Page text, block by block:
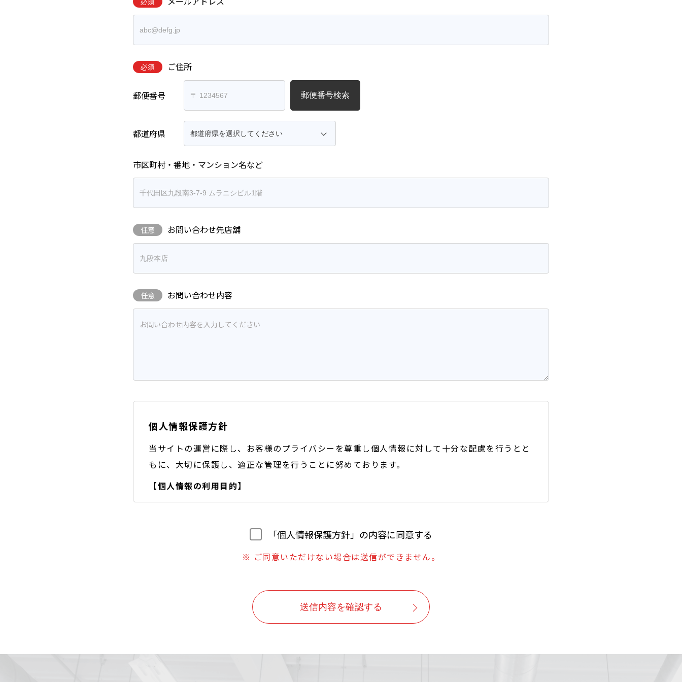
必須 ご住所
郵便番号 郵便番号検索
都道府県
市区町村・番地・マンション名など
任意 お問い合わせ先店舗
任意 お問い合わせ内容
個人情報保護方針
当サイトの運営に際し、お客様のプライバシーを尊重し個人情報に対して十分な配慮を行うとと
もに、大切に保護し、適正な管理を行うことに努めております。
【個人情報の利用目的】
・取得した個人情報は、ご本人の同意なしに目的以外では利用しません。
・情報が漏洩しないよう対策を講じ、従業員だけでなく委託業者も監督します。
・ご本人からの求めに応じ情報を開示します。
・公開された個人情報が事実と異なる場合、訂正や削除に応じます。
「個人情報保護方針」の内容に同意する
※ ご同意いただけない場合は送信ができません。
送信内容を確認する